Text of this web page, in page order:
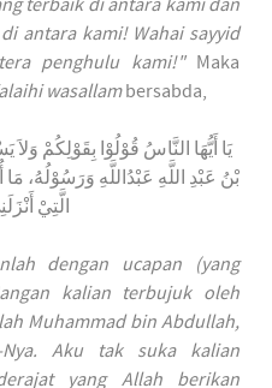
terbaik di antara kami dan
antara kami! Wahai sayyid
penghulu kami!"Maka
wasallambersabda,
يَا أَيُّهَا النَّاسُ قُوْلُوْا بِقَوْلِكُمْ
بْنُ عَبْدِ اللَّهِ عَبْدُاللَّهِ وَرَسُوْلُهُ،
الَّتِيْ
dengan ucapan (yang
kalian terbujuk oleh
Muhammad bin Abdullah,
Aku tak suka kalian
yang Allah berikan